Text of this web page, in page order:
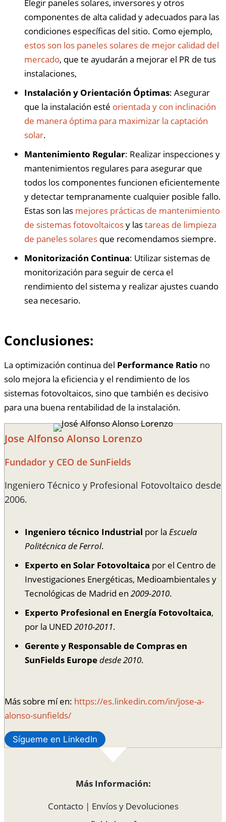
Elegir paneles solares, inversores y otros
componentes de alta calidad y adecuados para las
condiciones específicas del sitio. Como ejemplo,
estos son los paneles solares de mejor calidad del
mercado, que te ayudarán a mejorar el PR de tus
instalaciones,
Instalación y Orientación Óptimas: Asegurar
que la instalación esté orientada y con inclinación
de manera óptima para maximizar la captación
solar.
Mantenimiento Regular: Realizar inspecciones y
mantenimientos regulares para asegurar que
todos los componentes funcionen eficientemente
y detectar tempranamente cualquier posible fallo.
Estas son las mejores prácticas de mantenimiento
de sistemas fotovoltaicosy lastareas de limpieza
de paneles solares que recomendamos siempre.
Monitorización Continua: Utilizar sistemas de
monitorización para seguir de cerca el
rendimiento del sistema y realizar ajustes cuando
sea necesario.
Conclusiones:
La optimización continua del Performance Ratio no
solo mejora la eficiencia y el rendimiento de los
sistemas fotovoltaicos, sino que también es decisivo
para una buena rentabilidad de la instalación.
Jose Alfonso Alonso Lorenzo
Fundador y CEO de SunFields
Ingeniero Técnico y Profesional Fotovoltaico desde
2006.
Ingeniero técnico Industrial por la Escuela
Politécnica de Ferrol.
Experto en Solar Fotovoltaica por el Centro de
Investigaciones Energéticas, Medioambientales y
Tecnológicas de Madrid en 2009-2010.
Experto Profesional en Energía Fotovoltaica,
por la UNED2010-2011.
Gerente y Responsable de Compras en
SunFields Europedesde 2010.
Más sobre mí en: https://es.linkedin.com/in/jose-a-
alonso-sunfields/
Sígueme en LinkedIn
Más Información:
Contacto| Envíos y Devoluciones